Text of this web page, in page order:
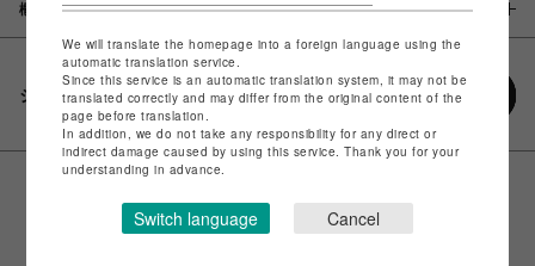
概要
シェアする
We will translate the homepage into a foreign language using the
automatic translation service.
Since this service is an automatic translation system, it may not be
translated correctly and may differ from the original content of the
page before translation.
In addition, we do not take any responsibility for any direct or
indirect damage caused by using this service. Thank you for your
understanding in advance.
Switch language Cancel